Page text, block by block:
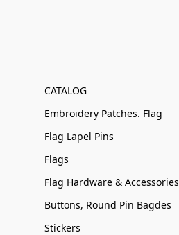
CATALOG
Embroidery Patches. Flag
Flag Lapel Pins
Flags
Flag Hardware & Accessories
Buttons, Round Pin Bagdes
Stickers